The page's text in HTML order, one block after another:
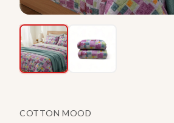
COTTON MOOD